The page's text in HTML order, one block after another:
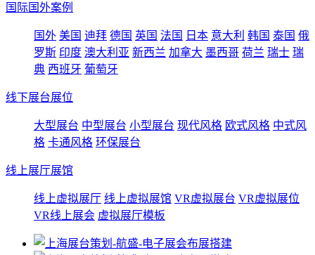
国际国外案例
国外 美国 迪拜 德国 英国 法国 日本 意大利 韩国 泰国 俄
罗斯 印度 澳大利亚 新西兰 加拿大 墨西哥 荷兰 瑞士 瑞
典 西班牙 葡萄牙
线下展台展位
大型展台 中型展台 小型展台 现代风格 欧式风格 中式风
格 卡通风格 环保展台
线上展厅展馆
线上虚拟展厅 线上虚拟展馆 VR虚拟展台 VR虚拟展位
VR线上展会 虚拟展厅模板